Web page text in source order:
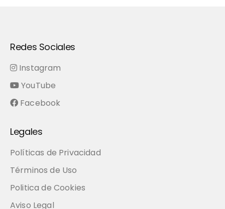
Redes Sociales
Instagram
YouTube
Facebook
Legales
Políticas de Privacidad
Términos de Uso
Politica de Cookies
Aviso Legal